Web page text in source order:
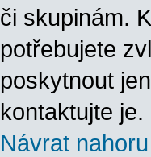
či skupinám.
potřebujete
poskytnout
kontaktujte je.
Návrat nahoru